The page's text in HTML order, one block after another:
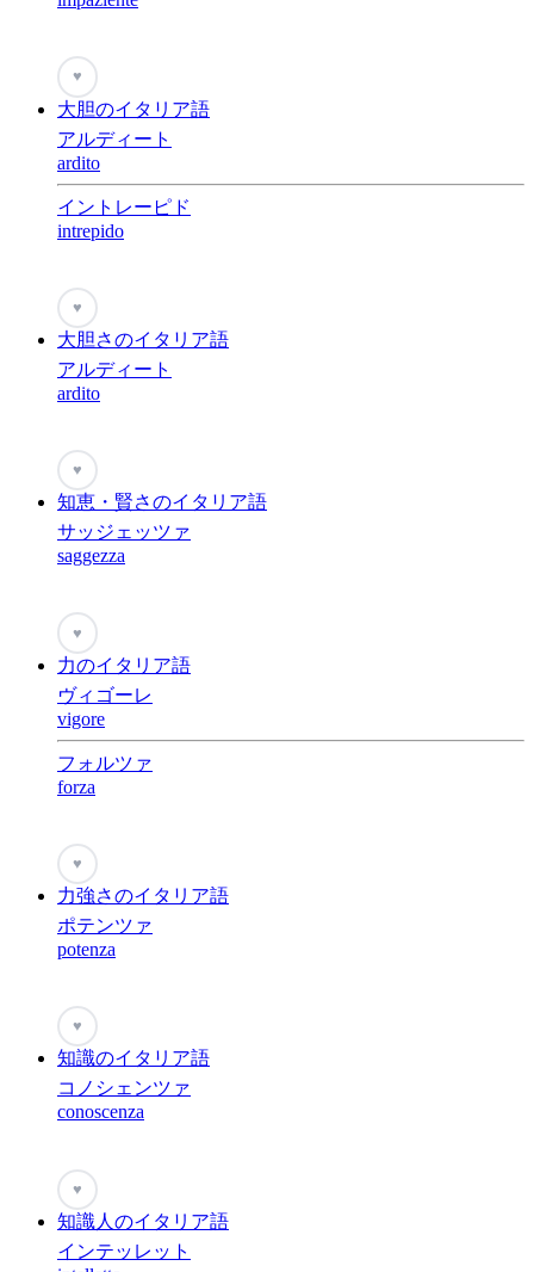
♥
大胆のイタリア語
アルディート
ardito
イントレーピド
intrepido
♥
大胆さのイタリア語
アルディート
ardito
♥
知恵・賢さのイタリア語
サッジェッツァ
saggezza
♥
力のイタリア語
ヴィゴーレ
vigore
フォルツァ
forza
♥
力強さのイタリア語
ポテンツァ
potenza
♥
知識のイタリア語
コノシェンツァ
conoscenza
♥
知識人のイタリア語
インテッレット